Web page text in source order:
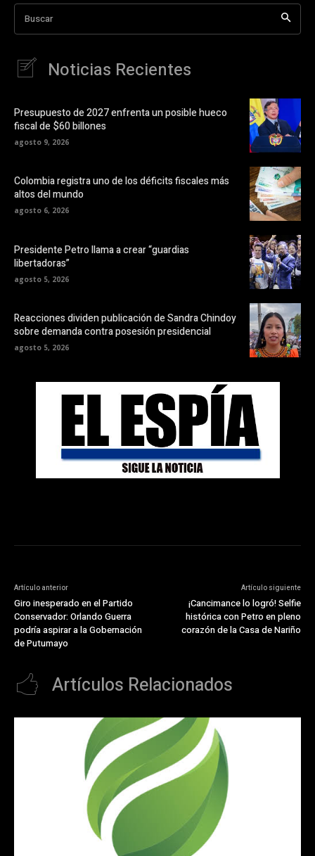
Buscar
Noticias Recientes
Presupuesto de 2027 enfrenta un posible hueco
fiscal de $60 billones
agosto 9, 2026
Colombia registra uno de los déficits fiscales más
altos del mundo
agosto 6, 2026
Presidente Petro llama a crear “guardias
libertadoras”
agosto 5, 2026
Reacciones dividen publicación de Sandra Chindoy
sobre demanda contra posesión presidencial
agosto 5, 2026
Artículo anterior
Giro inesperado en el Partido
Conservador: Orlando Guerra
podría aspirar a la Gobernación
de Putumayo
Artículo siguiente
¡Cancimance lo logró! Selfie
histórica con Petro en pleno
corazón de la Casa de Nariño
Artículos Relacionados